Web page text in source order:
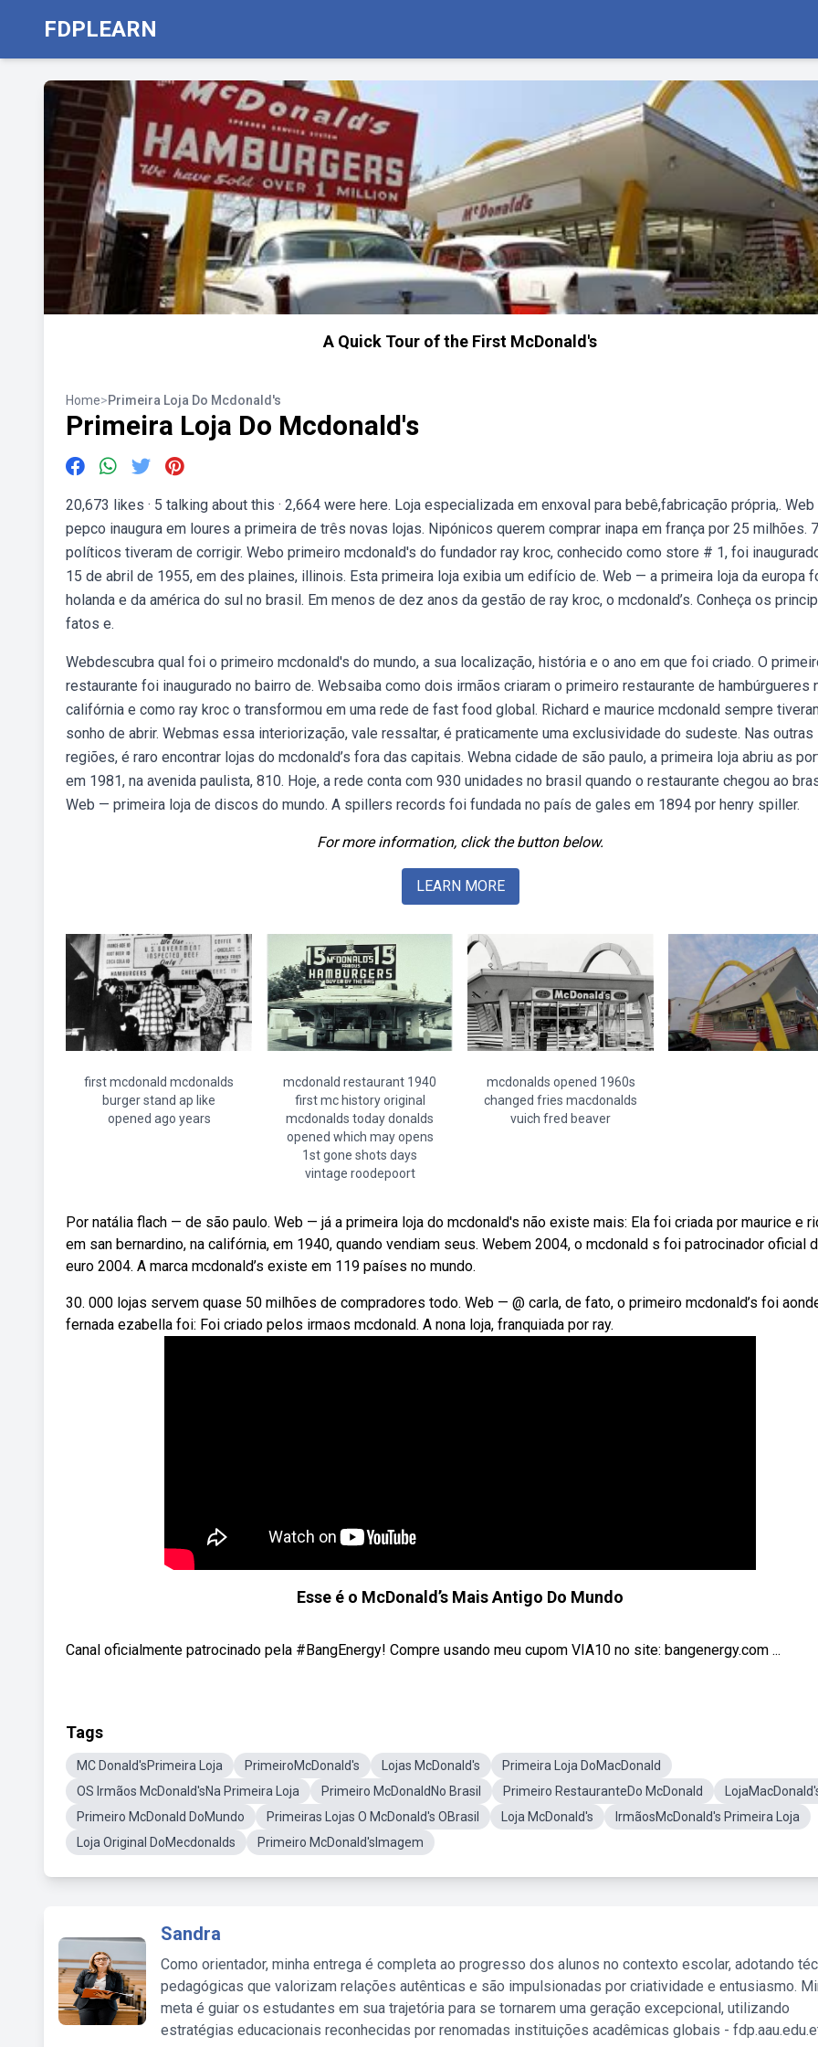
FDPLEARN
A Quick Tour of the First McDonald's
Home>Primeira Loja Do Mcdonald's
Primeira Loja Do Mcdonald's
20,673 likes · 5 talking about this · 2,664 were here. Loja especializada em enxoval para bebê,fabricação própria,.
pepco inaugura em loures a primeira de três novas lojas. Nipónicos querem comprar inapa em frança por 25 milhões.
políticos tiveram de corrigir. Webo primeiro mcdonald's do fundador ray kroc, conhecido como store # 1, foi
15 de abril de 1955, em des plaines, illinois. Esta primeira loja exibia um edifício de. Web — a primeira loja da europa
holanda e da américa do sul no brasil. Em menos de dez anos da gestão de ray kroc, o mcdonald’s. Conheça os
fatos e.
Webdescubra qual foi o primeiro mcdonald's do mundo, a sua localização, história e o ano em que foi criado. O
restaurante foi inaugurado no bairro de. Websaiba como dois irmãos criaram o primeiro restaurante de hambúrgueres
califórnia e como ray kroc o transformou em uma rede de fast food global. Richard e maurice mcdonald sempre
sonho de abrir. Webmas essa interiorização, vale ressaltar, é praticamente uma exclusividade do sudeste. Nas outras
regiões, é raro encontrar lojas do mcdonald’s fora das capitais. Webna cidade de são paulo, a primeira loja abriu as
em 1981, na avenida paulista, 810. Hoje, a rede conta com 930 unidades no brasil quando o restaurante chegou ao
Web — primeira loja de discos do mundo. A spillers records foi fundada no país de gales em 1894 por henry spiller.
For more information, click the button below.
LEARN MORE
first mcdonald mcdonalds
burger stand ap like
opened ago years
mcdonald restaurant 1940
first mc history original
mcdonalds today donalds
opened which may opens
1st gone shots days
vintage roodepoort
mcdonalds opened 1960s
changed fries macdonalds
vuich fred beaver
Por natália flach — de são paulo. Web — já a primeira loja do mcdonald's não existe mais: Ela foi criada por maurice e
em san bernardino, na califórnia, em 1940, quando vendiam seus. Webem 2004, o mcdonald s foi patrocinador oficial
euro 2004. A marca mcdonald’s existe em 119 países no mundo.
30. 000 lojas servem quase 50 milhões de compradores todo. Web — @ carla, de fato, o primeiro mcdonald’s foi
fernada ezabella foi: Foi criado pelos irmaos mcdonald. A nona loja, franquiada por ray.
Esse é o McDonald’s Mais Antigo Do Mundo
Canal oficialmente patrocinado pela #BangEnergy​​​! Compre usando meu cupom VIA10 no site: bangenergy.com​​​ ...
Tags
MC Donald'sPrimeira Loja PrimeiroMcDonald's Lojas McDonald's
Primeira Loja DoMacDonald
OS Irmãos McDonald'sNa Primeira Loja
Primeiro McDonaldNo Brasil Primeiro RestauranteDo McDonald
Primeiro McDonald DoMundo
Primeiras Lojas O McDonald's OBrasil Loja McDonald's
IrmãosMcDonald's Primeira Loja
Loja Original DoMecdonalds
Primeiro McDonald'sImagem
Sandra
Como orientador, minha entrega é completa ao progresso dos alunos no contexto escolar, adotando
pedagógicas que valorizam relações autênticas e são impulsionadas por criatividade e entusiasmo.
meta é guiar os estudantes em sua trajetória para se tornarem uma geração excepcional, utilizando
estratégias educacionais reconhecidas por renomadas instituições acadêmicas globais -